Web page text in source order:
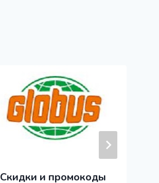
Скидки и промокоды